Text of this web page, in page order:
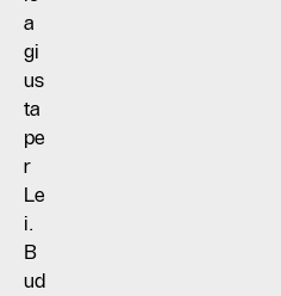
a
gi
us
ta
pe
r
Le
i.
B
ud